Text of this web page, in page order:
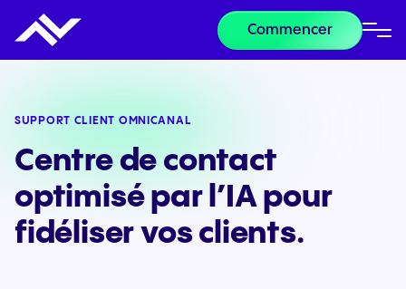
Commencer
SUPPORT CLIENT OMNICANAL
Centre de contact
optimisé par l’IA pour
fidéliser vos clients.